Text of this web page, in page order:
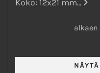
Koko: 12x21 mm...
alkaen